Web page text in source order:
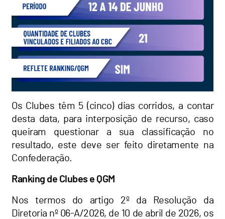
Os Clubes têm 5 (cinco) dias corridos, a contar
desta data, para interposição de recurso, caso
queiram questionar a sua classificação no
resultado, este deve ser feito diretamente na
Confederação.
Ranking de Clubes e QGM
Nos termos do artigo 2º da Resolução da
Diretoria nº 06-A/2026, de 10 de abril de 2026, os